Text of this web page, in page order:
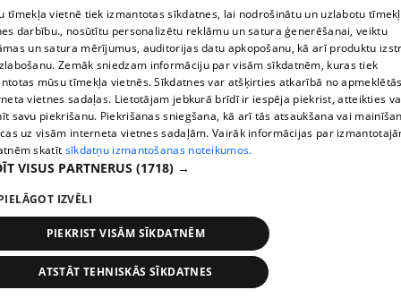
Ko darīt, ja rodas aizdomas, ka četrkājainā mīluļa
nāvē vainojama, iespējams, veterinārā klīnika?
46. epizode
tīmekļa vietnē tiek izmantotas sīkdatnes, lai nodrošinātu un uzlabotu
darbību., nosūtītu personalizētu reklāmu un satura ģenerēšanai, veiktu
un satura mērījumus, auditorijas datu apkopošanu, kā arī produktu
Zemāk sniedzam informāciju par visām sīkdatnēm, kuras tiek
mūsu tīmekļa vietnēs. Sīkdatnes var atšķirties atkarībā no
vietnes sadaļas. Lietotājam jebkurā brīdī ir iespēja piekrist, atteikties
savu piekrišanu. Piekrišanas sniegšana, kā arī tās atsaukšana vai
uz visām interneta vietnes sadaļām. Vairāk informācijas par
skatīt sīkdatņu izmantošanas noteikumos.
VISUS PARTNERUS (1718) →
IZVĒLI
PIEKRIST VISĀM SĪKDATNĒM
ATSTĀT TEHNISKĀS SĪKDATNES